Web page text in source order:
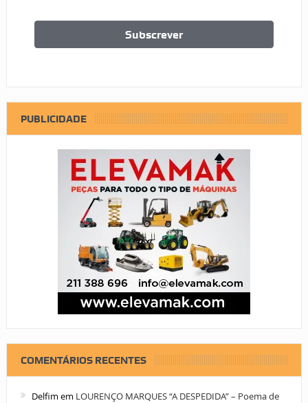
PUBLICIDADE
COMENTÁRIOS RECENTES
Delfim em LOURENÇO MARQUES “A DESPEDIDA” – Poema de